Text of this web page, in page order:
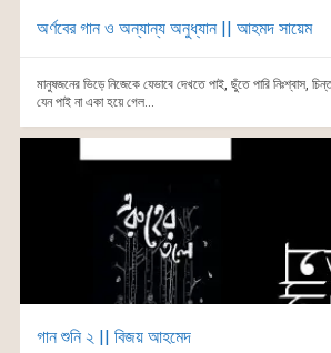
অর্ণবের গান ও অন্যান্য অনুধ্যান || আহমদ সায়েম
মানুষজনের ভিড়ে নিজেকে যেভাবে দেখতে পাই, ছুঁতে পারি নিঃশ্বাস,
যেন পাই না একা হয়ে গেল...
গান শুনি ২ || বিজয় আহমেদ